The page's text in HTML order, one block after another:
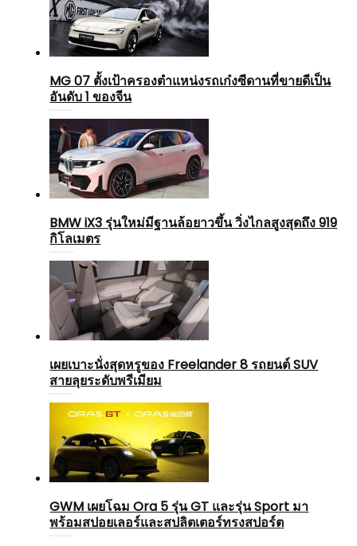
MG 07 ตั้งเป้าครองตำแหน่งรถเก๋งซีดานที่ขายดีเป็น
อันดับ 1 ของจีน
BMW iX3 รุ่นใหม่มีฐานล้อยาวขึ้น วิ่งไกลสูงสุดถึง 919
กิโลเมตร
เผยเบาะนั่งสุดหรูของ Freelander 8 รถยนต์ SUV
สายลุยระดับพรีเมียม
GWM เผยโฉม Ora 5 รุ่น GT และรุ่น Sport มา
พร้อมสปอยเลอร์และสปลิตเตอร์ทรงสปอร์ต